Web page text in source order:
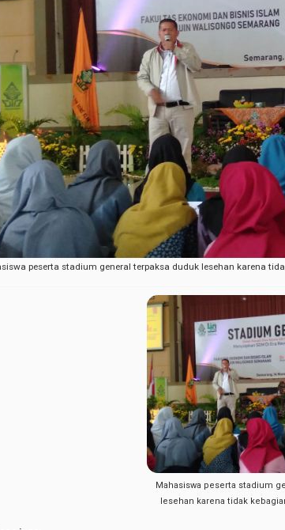
peserta stadium general terpaksa duduk lesehan karena
Mahasiswa peserta stadium
lesehan karena tidak